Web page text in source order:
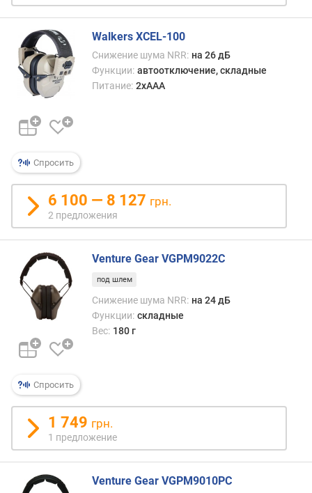
R
)
(
д
Б
)
к
о
ф
ф
ц
т
н
и
ж
е
н
я
ш
у
м
а
(
R
Спросить
Walkers XCEL-100
Снижение шума NRR: на 26 дБ
Функции: автоотключение, складные
Питание: 2xAAA
6 100 — 8 127 грн.
2 предложения
Спросить
Venture Gear VGPM9022C
под шлем
Снижение шума NRR: на 24 дБ
Функции: складные
Вес: 180 г
1 749 грн.
1 предложение
Venture Gear VGPM9010PC